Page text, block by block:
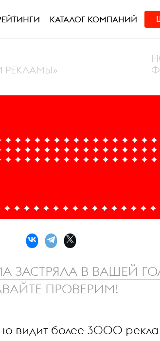
КАТАЛОГ КОМПАНИЙ
РЕКЛАМЫ»
ЗАСТРЯЛА В ВАШЕЙ
ПРОВЕРИМ!
видит более 3000